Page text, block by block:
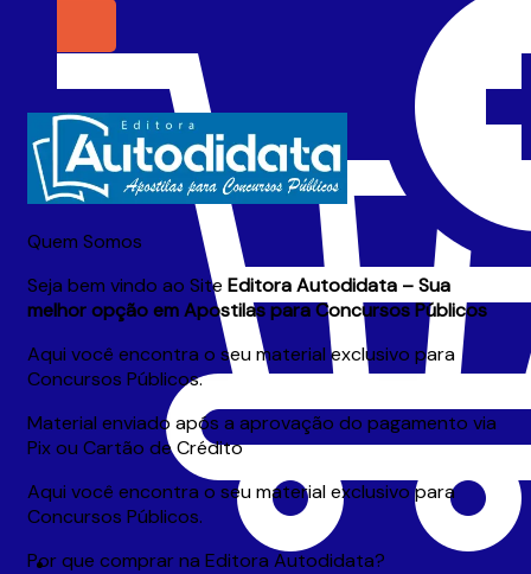
Quem Somos
Seja bem vindo ao Site EditoraAutodidata – Sua
melhor opção em Apostilas para Concursos Públicos
Aqui você encontra o seu material exclusivo para
Concursos Públicos.
Material enviado após a aprovação do pagamento via
Pix ou Cartão de Crédito
Aqui você encontra o seu material exclusivo para
Concursos Públicos.
Por que comprar na Editora Autodidata?